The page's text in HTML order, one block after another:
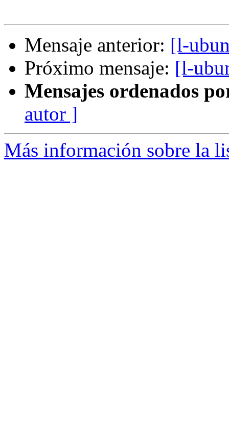
Mensaje anterior: [l-
Próximo mensaje: [l-
Mensajes ordenados
autor ]
Más información sobre la